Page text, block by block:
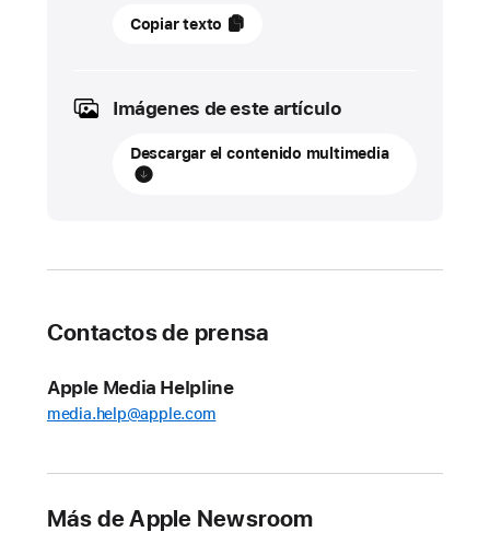
01
ACTUALIZACIÓN
App
transacciones
por
valor
de
de
Copiar texto
Imágenes de este artículo
Descargar el contenido multimedia
Contactos de prensa
Apple Media Helpline
media.help@apple.com
Más de Apple Newsroom